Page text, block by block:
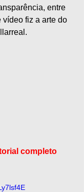
entre
vídeo fiz a arte do
completo